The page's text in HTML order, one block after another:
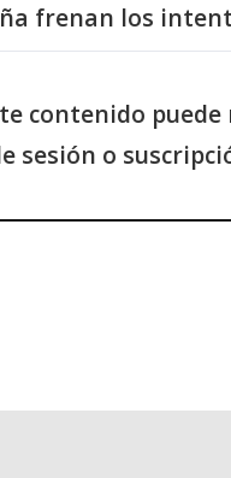
frenan los
contenido
sesión o